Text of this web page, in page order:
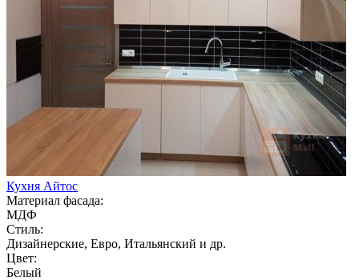
Кухня Айтос
Материал фасада:
МДФ
Стиль:
Дизайнерские, Евро, Итальянский и др.
Цвет:
Белый